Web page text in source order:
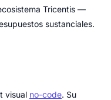
Tricentis —
sustanciales.
visual no-code. Su